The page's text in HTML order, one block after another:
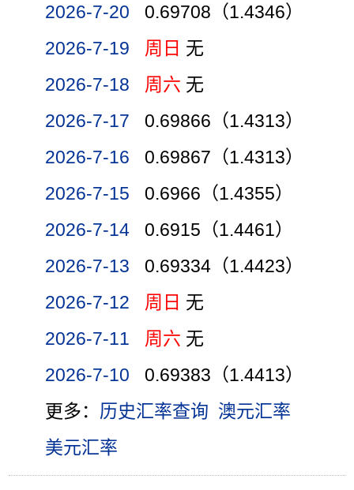
2026-7-20
0.69708（1.4346）
2026-7-19
周日 无
2026-7-18
周六 无
2026-7-17
0.69866（1.4313）
2026-7-16
0.69867（1.4313）
2026-7-15
0.6966（1.4355）
2026-7-14
0.6915（1.4461）
2026-7-13
0.69334（1.4423）
2026-7-12
周日 无
2026-7-11
周六 无
2026-7-10
0.69383（1.4413）
更多： 历史汇率查询 澳元汇率
美元汇率